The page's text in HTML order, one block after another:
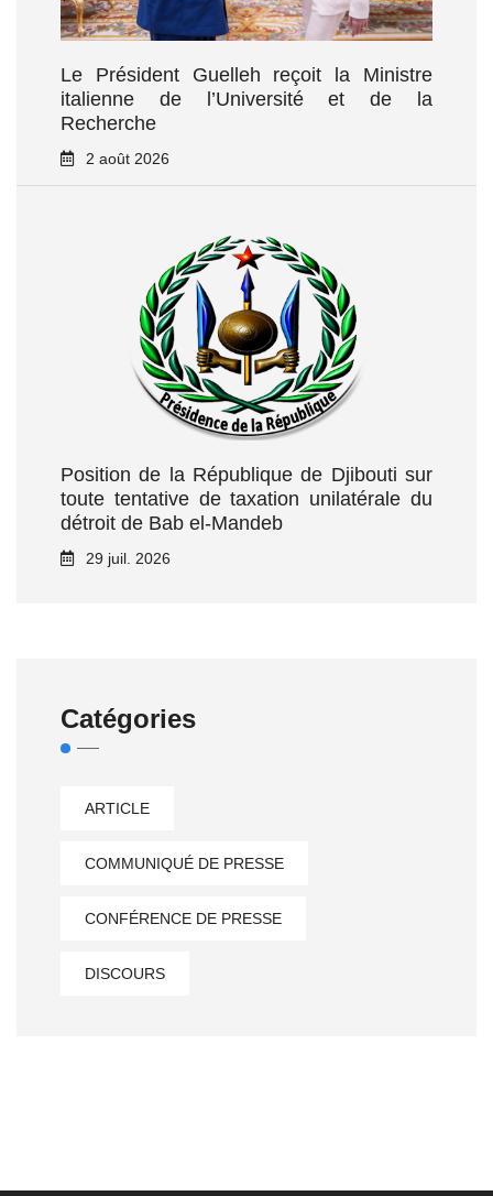
Le Président Guelleh reçoit la Ministre
italienne de l’Université et de la
Recherche
2 août 2026
Position de la République de Djibouti sur
toute tentative de taxation unilatérale du
détroit de Bab el‑Mandeb
29 juil. 2026
Catégories
ARTICLE
COMMUNIQUÉ DE PRESSE
CONFÉRENCE DE PRESSE
DISCOURS